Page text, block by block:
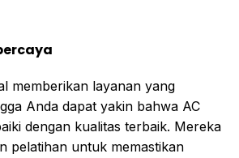
memberikan layanan yang
Anda dapat yakin bahwa AC
dengan kualitas terbaik. Mereka
pelatihan untuk memastikan